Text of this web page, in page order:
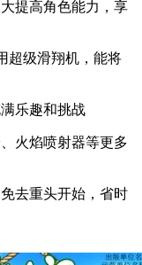
提高角色能力，享
级滑翔机，能将
乐趣和挑战
火焰喷射器等更多
去重头开始，省时